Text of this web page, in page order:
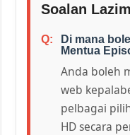
Soalan
Di mana
Mentua
Anda boleh
web
pelbagai
HD secara